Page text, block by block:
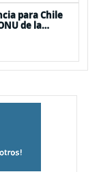
para Chile
de la
del